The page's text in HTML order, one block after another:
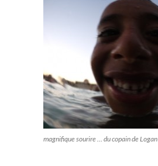
magnifique sourire … du copain de Logan